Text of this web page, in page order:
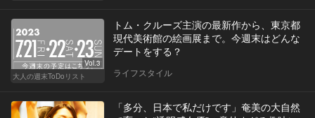
Vol.3
大人の週末ToDoリスト
トム・クルーズ主演の最新作から、東京都
現代美術館の絵画展まで。今週末はどんな
デートをする？
ライフスタイル
「多分、日本で私だけです」奄美の大自然